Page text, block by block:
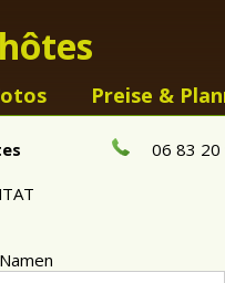
Preise &
06 83